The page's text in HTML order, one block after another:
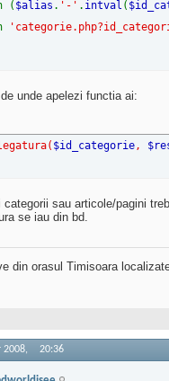
( $alias . '-' . intval (
unde apelezi functia ai:
$id_categorie,
categorii sau articole/pagini
se iau din bd.
din orasul Timisoara
2008, 20:36